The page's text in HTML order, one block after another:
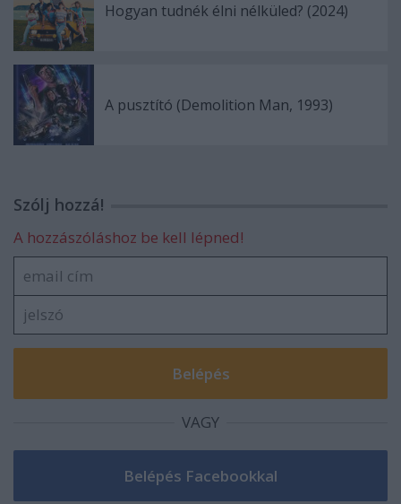
Hogyan tudnék élni nélküled? (2024)
A pusztító (Demolition Man, 1993)
Szólj hozzá!
A hozzászóláshoz be kell lépned!
VAGY